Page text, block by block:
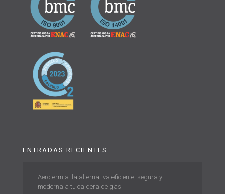
ENTRADAS RECIENTES
Aerotermia: la alternativa eficiente, segura y
moderna a tu caldera de gas